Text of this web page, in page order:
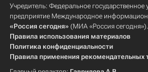
Учредитель: Федеральное государственное
предприятие Международное
«Россия сегодня» (МИА «Россия сегодня»).
Правила использования материалов
Политика конфиденциальности
Правила применения рекомендательных